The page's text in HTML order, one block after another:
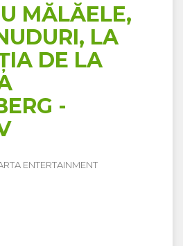
MĂLĂELE,
LA
DE LA
-
ENTERTAINMENT